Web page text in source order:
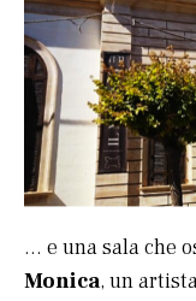
… e una sala che
Monica, un